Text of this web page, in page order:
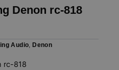
Denon rc-818
Audio ,Denon
rc-818